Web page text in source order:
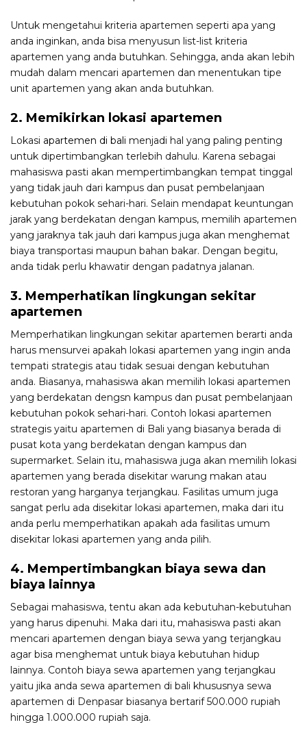
Untuk mengetahui kriteria apartemen seperti apa yang
anda inginkan, anda bisa menyusun list-list kriteria
apartemen yang anda butuhkan. Sehingga, anda akan lebih
mudah dalam mencari apartemen dan menentukan tipe
unit apartemen yang akan anda butuhkan.
2. Memikirkan lokasi apartemen
Lokasi apartemen di bali menjadi hal yang paling penting
untuk dipertimbangkan terlebih dahulu. Karena sebagai
mahasiswa pasti akan mempertimbangkan tempat tinggal
yang tidak jauh dari kampus dan pusat pembelanjaan
kebutuhan pokok sehari-hari. Selain mendapat keuntungan
jarak yang berdekatan dengan kampus, memilih apartemen
yang jaraknya tak jauh dari kampus juga akan menghemat
biaya transportasi maupun bahan bakar. Dengan begitu,
anda tidak perlu khawatir dengan padatnya jalanan.
3. Memperhatikan lingkungan sekitar
apartemen
Memperhatikan lingkungan sekitar apartemen berarti anda
harus mensurvei apakah lokasi apartemen yang ingin anda
tempati strategis atau tidak sesuai dengan kebutuhan
anda. Biasanya, mahasiswa akan memilih lokasi apartemen
yang berdekatan dengsn kampus dan pusat pembelanjaan
kebutuhan pokok sehari-hari. Contoh lokasi apartemen
strategis yaitu apartemen di Bali yang biasanya berada di
pusat kota yang berdekatan dengan kampus dan
supermarket. Selain itu, mahasiswa juga akan memilih lokasi
apartemen yang berada disekitar warung makan atau
restoran yang harganya terjangkau. Fasilitas umum juga
sangat perlu ada disekitar lokasi apartemen, maka dari itu
anda perlu memperhatikan apakah ada fasilitas umum
disekitar lokasi apartemen yang anda pilih.
4. Mempertimbangkan biaya sewa dan
biaya lainnya
Sebagai mahasiswa, tentu akan ada kebutuhan-kebutuhan
yang harus dipenuhi. Maka dari itu, mahasiswa pasti akan
mencari apartemen dengan biaya sewa yang terjangkau
agar bisa menghemat untuk biaya kebutuhan hidup
lainnya. Contoh biaya sewa apartemen yang terjangkau
yaitu jika anda sewa apartemen di bali khususnya sewa
apartemen di Denpasar biasanya bertarif 500.000 rupiah
hingga 1.000.000 rupiah saja.